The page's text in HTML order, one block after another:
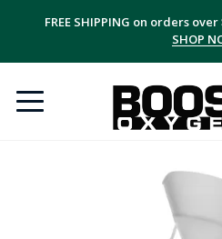
FREE SHIPPING on orders
SHOP